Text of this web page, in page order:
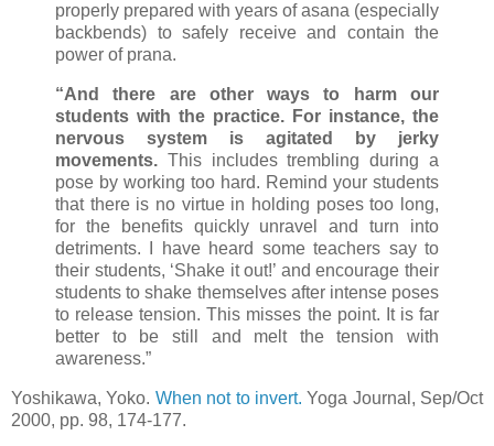
properly prepared with years of asana (especially
backbends) to safely receive and contain the
power of prana.
“And there are other ways to harm our
students with the practice. For instance, the
nervous system is agitated by jerky
movements. This includes trembling during a
pose by working too hard. Remind your students
that there is no virtue in holding poses too long,
for the benefits quickly unravel and turn into
detriments. I have heard some teachers say to
their students, ‘Shake it out!’ and encourage their
students to shake themselves after intense poses
to release tension. This misses the point. It is far
better to be still and melt the tension with
awareness.”
Yoshikawa, Yoko. When not to invert. Yoga Journal, Sep/Oct
2000, pp. 98, 174-177.